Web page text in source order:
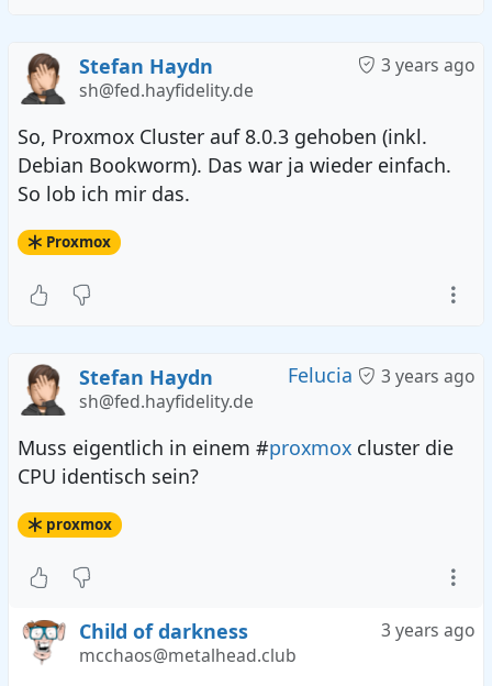
3 years ago
Stefan Haydn
sh@fed.hayfidelity.de
So, Proxmox Cluster auf 8.0.3 gehoben (inkl.
Debian Bookworm). Das war ja wieder einfach.
So lob ich mir das.
Proxmox
Felucia 3 years ago
Stefan Haydn
sh@fed.hayfidelity.de
Muss eigentlich in einem #proxmox cluster die
CPU identisch sein?
proxmox
3 years ago
Child of darkness
mcchaos@metalhead.club